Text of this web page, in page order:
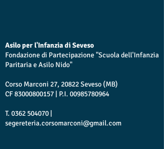
Asilo per l'Infanzia di Seveso
Fondazione di Partecipazione "Scuola dell'Infanzia
Paritaria e Asilo Nido"
Corso Marconi 27, 20822 Seveso (MB)
CF83000800157 | P.I. 00985780964
T. 0362 504070 |
segereteria.corsomarconi@gmail.com